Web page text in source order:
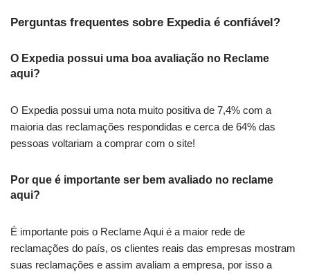
Perguntas frequentes sobre Expedia é confiável?
O Expedia possui uma boa avaliação no Reclame
aqui?
O Expedia possui uma nota muito positiva de 7,4% com a
maioria das reclamações respondidas e cerca de 64% das
pessoas voltariam a comprar com o site!
Por que é importante ser bem avaliado no reclame
aqui?
É importante pois o Reclame Aqui é a maior rede de
reclamações do país, os clientes reais das empresas mostram
suas reclamações e assim avaliam a empresa, por isso a